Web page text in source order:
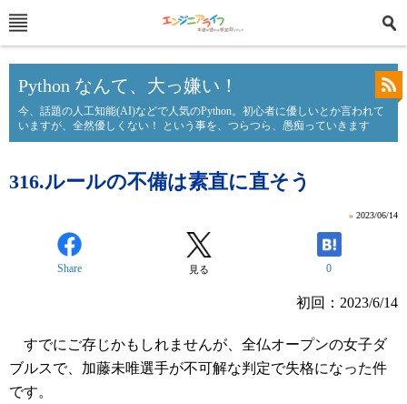
Python なんて、大っ嫌い！
今、話題の人工知能(AI)などで人気のPython。初心者に優しいとか言われて
いますが、全然優しくない！ という事を、つらつら、愚痴っていきます
316.ルールの不備は素直に直そう
» 2023/06/14
Share 見る 0
初回：2023/6/14
すでにご存じかもしれませんが、全仏オープンの女子ダ
ブルスで、加藤未唯選手が不可解な判定で失格になった件
です。